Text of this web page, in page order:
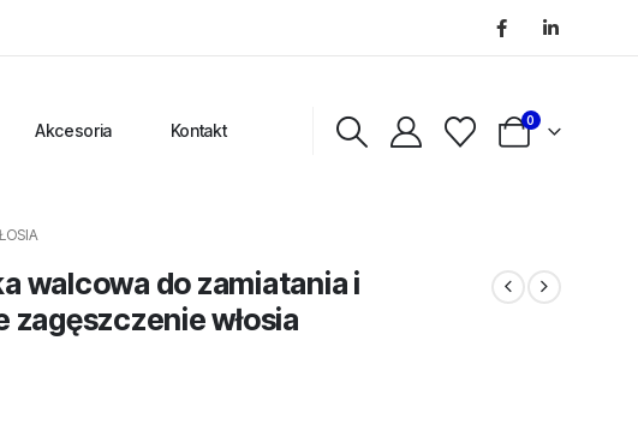
Akcesoria Kontakt
0
walcowa do zamiatania i
zagęszczenie włosia